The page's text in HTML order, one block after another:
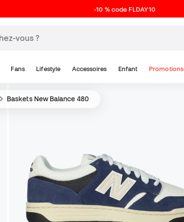
-10 % code FLDAY10
Fans Lifestyle Accessoires Enfant Promotions
Baskets New Balance 480